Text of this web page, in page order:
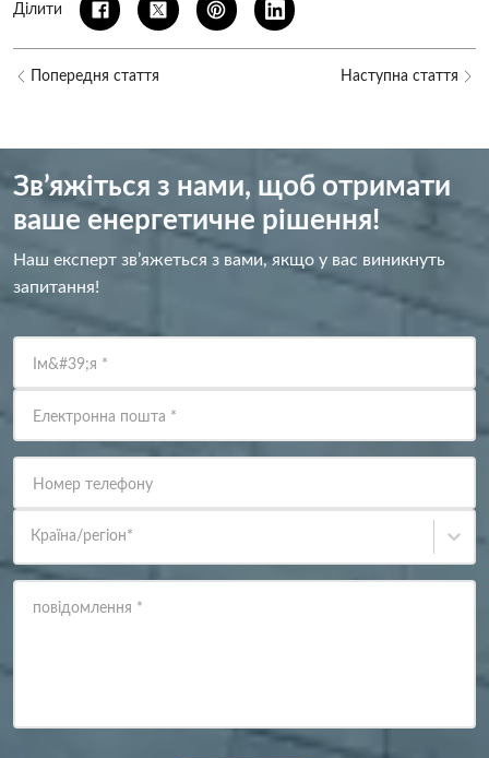
Ділити
Попередня стаття Наступна стаття
Зв’яжіться з нами, щоб отримати
ваше енергетичне рішення!
Наш експерт зв’яжеться з вами, якщо у вас виникнуть
запитання!
Ім&#39;я *
Електронна пошта *
Номер телефону
Країна/регіон*
повідомлення *